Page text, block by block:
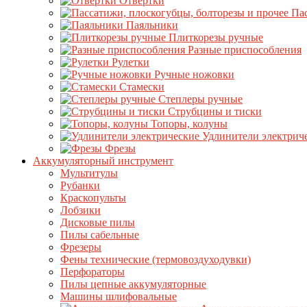
Паяльники
Плиткорезы ручные
Разные приспособления
Рулетки
Ручные ножовки
Стамески
Степлеры ручные
Струбцины и тиски
Топоры, колуны
Удлинители
Фрезы
Аккумуляторный инструмент
Мультитулы
Рубанки
Краскопульты
Лобзики
Дисковые пилы
Пилы сабельные
Фрезеры
Фены технические (термовоздуходувки)
Перфораторы
Пилы цепные аккумуляторные
Машины шлифовальные